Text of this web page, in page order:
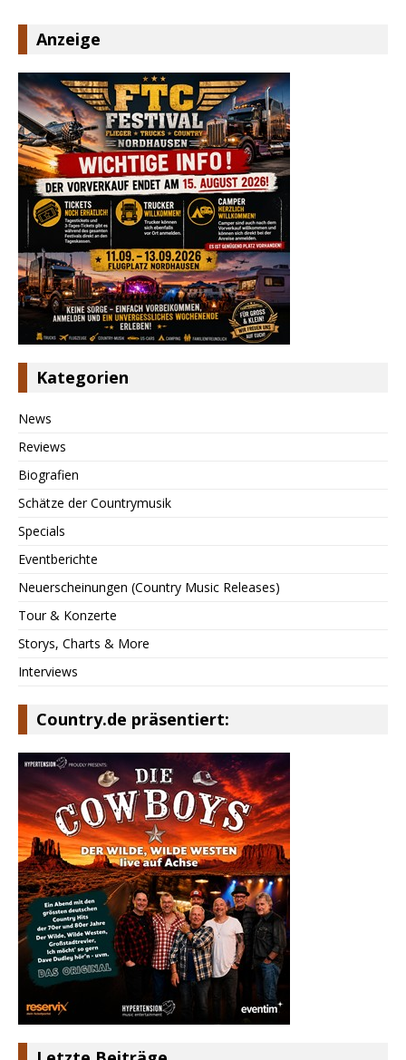
Anzeige
Kategorien
News
Reviews
Biografien
Schätze der Countrymusik
Specials
Eventberichte
Neuerscheinungen (Country Music Releases)
Tour & Konzerte
Storys, Charts & More
Interviews
Country.de präsentiert: